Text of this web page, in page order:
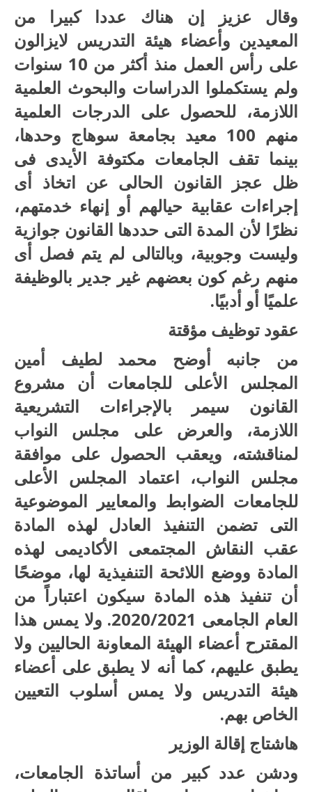
وقال عزيز إن هناك عددا كبيرا من
المعيدين وأعضاء هيئة التدريس لايزالون
على رأس العمل منذ أكثر من 10 سنوات
ولم يستكملوا الدراسات والبحوث العلمية
اللازمة، للحصول على الدرجات العلمية
منهم 100 معيد بجامعة سوهاج وحدها،
بينما تقف الجامعات مكتوفة الأيدى فى
ظل عجز القانون الحالى عن اتخاذ أى
إجراءات عقابية حيالهم أو إنهاء خدمتهم،
نظرًا لأن المدة التى حددها القانون جوازية
وليست وجوبية، وبالتالى لم يتم فصل أى
منهم رغم كون بعضهم غير جدير بالوظيفة
علميًا أو أدبيًا.
عقود توظيف مؤقتة
من جانبه أوضح محمد لطيف أمين
المجلس الأعلى للجامعات أن مشروع
القانون سيمر بالإجراءات التشريعية
اللازمة، والعرض على مجلس النواب
لمناقشته، ويعقب الحصول على موافقة
مجلس النواب، اعتماد المجلس الأعلى
للجامعات الضوابط والمعايير الموضوعية
التى تضمن التنفيذ العادل لهذه المادة
عقب النقاش المجتمعى الأكاديمى لهذه
المادة ووضع اللائحة التنفيذية لها، موضحًا
أن تنفيذ هذه المادة سيكون اعتباراً من
العام الجامعى 2020/2021. ولا يمس هذا
المقترح أعضاء الهيئة المعاونة الحاليين ولا
يطبق عليهم، كما أنه لا يطبق على أعضاء
هيئة التدريس ولا يمس أسلوب التعيين
الخاص بهم.
هاشتاج إقالة الوزير
ودشن عدد كبير من أساتذة الجامعات،